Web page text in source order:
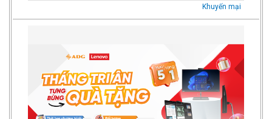
Khuyến mại